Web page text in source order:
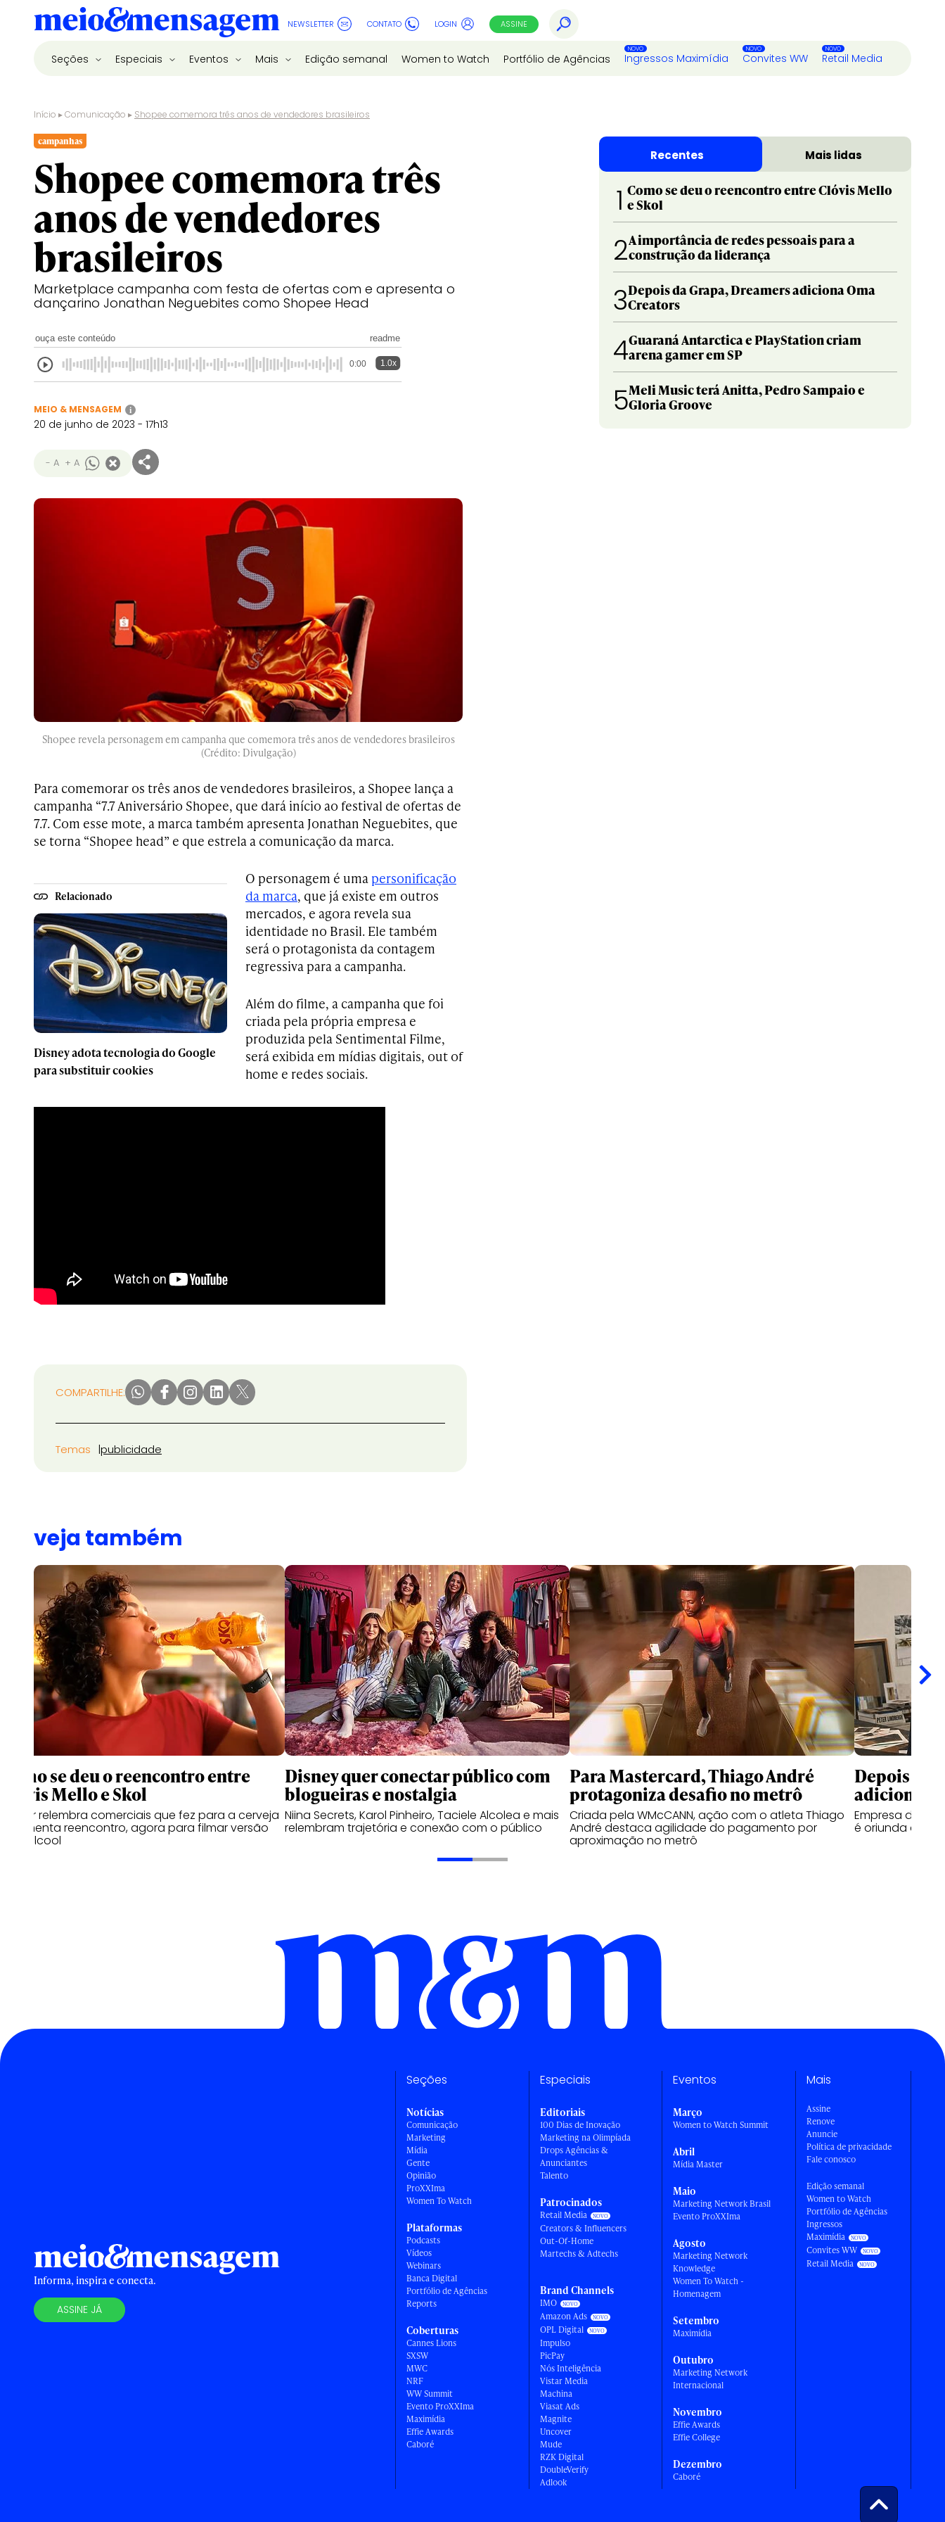
NEWSLETTER CONTATO LOGIN ASSINE
Seções Especiais Eventos Mais Edição semanal Women to Watch Portfólio de Agências Ingressos Maximídia Convites WW Retail Media
Início ▸Comunicação ▸ Shopee comemora três anos de vendedores brasileiros
campanhas
Shopee comemora três
anos de vendedores
brasileiros
Marketplace campanha com festa de ofertas com e apresenta o
dançarino Jonathan Neguebites como Shopee Head
ouça este conteúdo readme
0:00 1.0x
MEIO & MENSAGEM i
20 de junho de 2023 - 17h13
- A + A
Shopee revela personagem em campanha que comemora três anos de vendedores brasileiros
(Crédito: Divulgação)
Para comemorar os três anos de vendedores brasileiros, a Shopee lança a
campanha “7.7 Aniversário Shopee, que dará início ao festival de ofertas de
7.7. Com esse mote, a marca também apresenta Jonathan Neguebites, que
se torna “Shopee head” e que estrela a comunicação da marca.
Relacionado
Disney adota tecnologia do Google
para substituir cookies
O personagem é uma personificação
da marca, que já existe em outros
mercados, e agora revela sua
identidade no Brasil. Ele também
será o protagonista da contagem
regressiva para a campanha.
Além do filme, a campanha que foi
criada pela própria empresa e
produzida pela Sentimental Filme,
será exibida em mídias digitais, out of
home e redes sociais.
COMPARTILHE:
Temas publicidade
Recentes Mais lidas
1 Como se deu o reencontro entre Clóvis Mello
e Skol
2A importância de redes pessoais para a
construção da liderança
3Depois da Grapa, Dreamers adiciona Oma
Creators
4Guaraná Antarctica e PlayStation criam
arena gamer em SP
5Meli Music terá Anitta, Pedro Sampaio e
Gloria Groove
veja também
Como se deu o reencontro entre
Clóvis Mello e Skol
Diretor relembra comerciais que fez para a cerveja
e comenta reencontro, agora para filmar versão
zero álcool
Disney quer conectar público com
blogueiras e nostalgia
Niina Secrets, Karol Pinheiro, Taciele Alcolea e mais
relembram trajetória e conexão com o público
Para Mastercard, Thiago André
protagoniza desafio no metrô
Criada pela WMcCANN, ação com o atleta Thiago
André destaca agilidade do pagamento por
aproximação no metrô
Depois da
adiciona
Empresa de
é oriunda da
Informa, inspira e conecta.
ASSINE JÁ
Seções
Notícias
Comunicação
Marketing
Mídia
Gente
Opinião
ProXXIma
Women To Watch
Plataformas
Podcasts
Vídeos
Webinars
Banca Digital
Portfólio de Agências
Reports
Coberturas
Cannes Lions
SXSW
MWC
NRF
WW Summit
Evento ProXXIma
Maximídia
Effie Awards
Caboré
Especiais
Editoriais
100 Dias de Inovação
Marketing na Olimpíada
Drops Agências &
Anunciantes
Talento
Patrocinados
Retail Media
Creators & Influencers
Out-Of-Home
Martechs & Adtechs
Brand Channels
IMO
Amazon Ads
OPL Digital
Impulso
PicPay
Nós Inteligência
Vistar Media
Machina
Viasat Ads
Magnite
Uncover
Mude
RZK Digital
DoubleVerify
Adlook
Eventos
Março
Women to Watch Summit
Abril
Mídia Master
Maio
Marketing Network Brasil
Evento ProXXIma
Agosto
Marketing Network
Knowledge
Women To Watch -
Homenagem
Setembro
Maximídia
Outubro
Marketing Network
Internacional
Novembro
Effie Awards
Effie College
Dezembro
Caboré
Mais
Assine
Renove
Anuncie
Política de privacidade
Fale conosco
Edição semanal
Women to Watch
Portfólio de Agências
Ingressos
Maximídia
Convites WW
Retail Media